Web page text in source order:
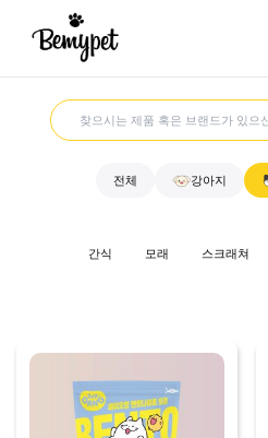
전체 강아지
간식 모래 스크래쳐